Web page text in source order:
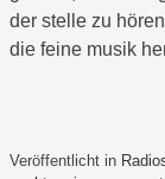
der stelle zu
die feine musik
Veröffentlicht in